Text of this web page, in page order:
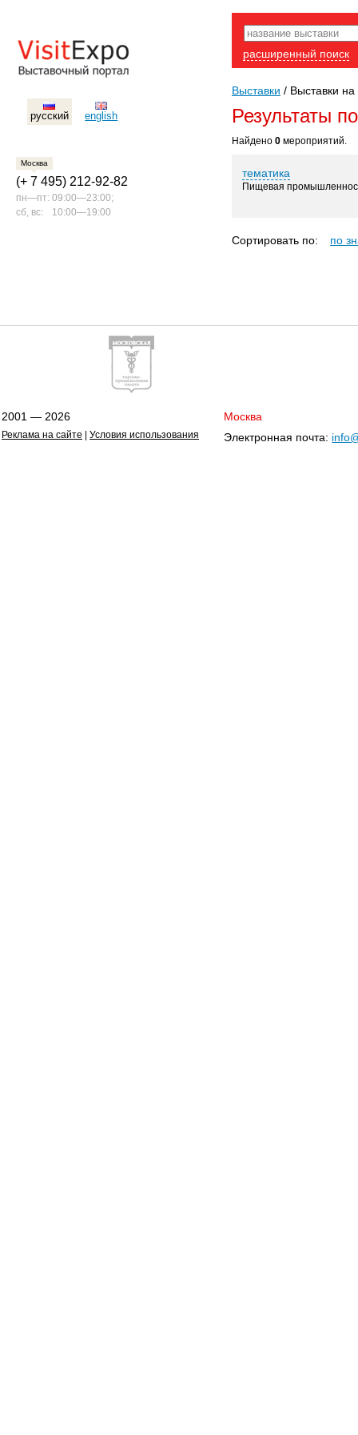
русский english
Москва
(+ 7 495) 212-92-82
пн—пт: 09:00—23:00;
сб, вс:
10:00—19:00
расширенный поиск
Выставки / Выставки на
Результаты
Найдено 0 мероприятий.
тематика
Пищевая
Сортировать по: по
2001 — 2026
Реклама на сайте Условия использования
Москва
Электронная почта: